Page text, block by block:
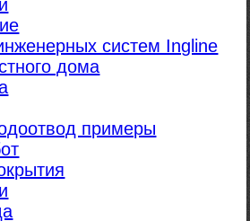
систем Ingline
дома
примеры